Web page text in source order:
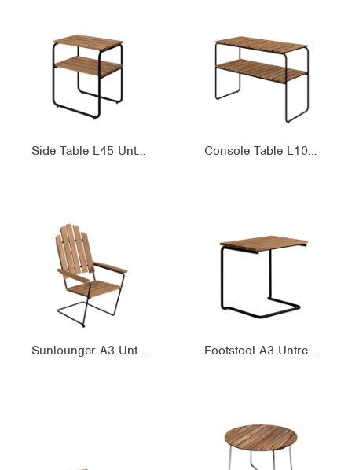
Side Table L45 Untreated teak with black steel base Console Table L105 Untreated teak with black steel base
Sunlounger A3 Untreated teak with black steel base Footstool A3 Untreated teak with black steel base